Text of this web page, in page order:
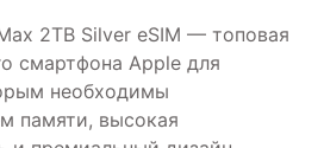
2TB Silver eSIM — топовая
смартфона Apple для
необходимы
памяти, высокая